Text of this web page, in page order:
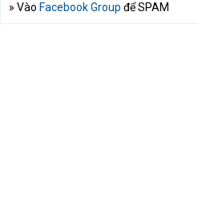
» Vào Facebook Group để SPAM